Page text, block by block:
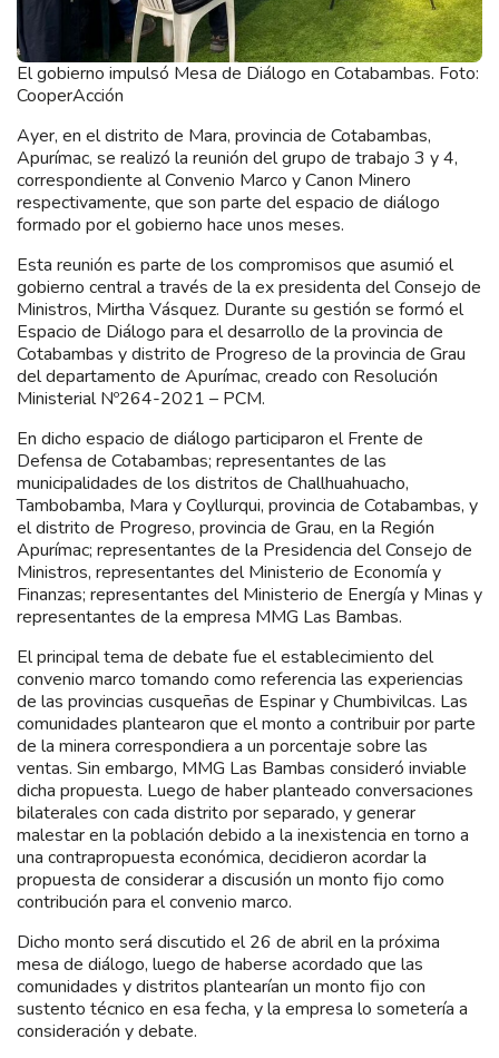
El gobierno impulsó Mesa de Diálogo en Cotabambas. Foto:
CooperAcción
Ayer, en el distrito de Mara, provincia de Cotabambas,
Apurímac, se realizó la reunión del grupo de trabajo 3 y 4,
correspondiente al Convenio Marco y Canon Minero
respectivamente, que son parte del espacio de diálogo
formado por el gobierno hace unos meses.
Esta reunión es parte de los compromisos que asumió el
gobierno central a través de la ex presidenta del Consejo de
Ministros, Mirtha Vásquez. Durante su gestión se formó el
Espacio de Diálogo para el desarrollo de la provincia de
Cotabambas y distrito de Progreso de la provincia de Grau
del departamento de Apurímac, creado con Resolución
Ministerial Nº264-2021 – PCM.
En dicho espacio de diálogo participaron el Frente de
Defensa de Cotabambas; representantes de las
municipalidades de los distritos de Challhuahuacho,
Tambobamba, Mara y Coyllurqui, provincia de Cotabambas, y
el distrito de Progreso, provincia de Grau, en la Región
Apurímac; representantes de la Presidencia del Consejo de
Ministros, representantes del Ministerio de Economía y
Finanzas; representantes del Ministerio de Energía y Minas y
representantes de la empresa MMG Las Bambas.
El principal tema de debate fue el establecimiento del
convenio marco tomando como referencia las experiencias
de las provincias cusqueñas de Espinar y Chumbivilcas. Las
comunidades plantearon que el monto a contribuir por parte
de la minera correspondiera a un porcentaje sobre las
ventas. Sin embargo, MMG Las Bambas consideró inviable
dicha propuesta. Luego de haber planteado conversaciones
bilaterales con cada distrito por separado, y generar
malestar en la población debido a la inexistencia en torno a
una contrapropuesta económica, decidieron acordar la
propuesta de considerar a discusión un monto fijo como
contribución para el convenio marco.
Dicho monto será discutido el 26 de abril en la próxima
mesa de diálogo, luego de haberse acordado que las
comunidades y distritos plantearían un monto fijo con
sustento técnico en esa fecha, y la empresa lo sometería a
consideración y debate.